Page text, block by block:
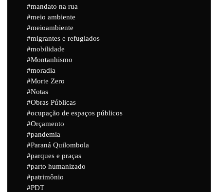
mandato na rua
meio ambiente
meioambiente
migrantes e refugiados
mobilidade
Montanhismo
moradia
Morte Zero
Notas
Obras Públicas
ocupação de espaços públicos
Orçamento
pandemia
Paraná Quilombola
parques e praças
parto humanizado
patrimônio
PDT